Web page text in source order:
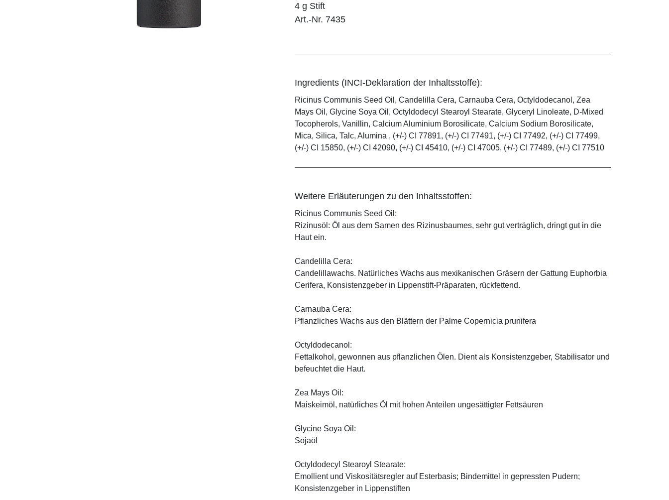
4 g Stift
Art.-Nr. 7435
Ingredients (INCI-Deklaration der Inhaltsstoffe):
Ricinus Communis Seed Oil, Candelilla Cera, Carnauba Cera, Octyldodecanol, Zea
Mays Oil, Glycine Soya Oil, Octyldodecyl Stearoyl Stearate, Glyceryl Linoleate, D-Mixed
Tocopherols, Vanillin, Calcium Aluminium Borosilicate, Calcium Sodium Borosilicate,
Mica, Silica, Talc, Alumina , (+/-) CI 77891, (+/-) CI 77491, (+/-) CI 77492, (+/-) CI 77499,
(+/-) CI 15850, (+/-) CI 42090, (+/-) CI 45410, (+/-) CI 47005, (+/-) CI 77489, (+/-) CI 77510
Weitere Erläuterungen zu den Inhaltsstoffen:
Ricinus Communis Seed Oil:
Rizinusöl: Öl aus dem Samen des Rizinusbaumes, sehr gut verträglich, dringt gut in die
Haut ein.
Candelilla Cera:
Candelillawachs. Natürliches Wachs aus mexikanischen Gräsern der Gattung Euphorbia
Cerifera, Konsistenzgeber in Lippenstift-Präparaten, rückfettend.
Carnauba Cera:
Pflanzliches Wachs aus den Blättern der Palme Copernicia prunifera
Octyldodecanol:
Fettalkohol, gewonnen aus pflanzlichen Ölen. Dient als Konsistenzgeber, Stabilisator und
befeuchtet die Haut.
Zea Mays Oil:
Maiskeimöl, natürliches Öl mit hohen Anteilen ungesättigter Fettsäuren
Glycine Soya Oil:
Sojaöl
Octyldodecyl Stearoyl Stearate:
Emollient und Viskositätsregler auf Esterbasis; Bindemittel in gepressten Pudern;
Konsistenzgeber in Lippenstiften